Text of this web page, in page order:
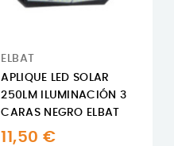
ELBAT
APLIQUE LED SOLAR
250LM ILUMINACIÓN 3
CARAS NEGRO ELBAT
11,50 €